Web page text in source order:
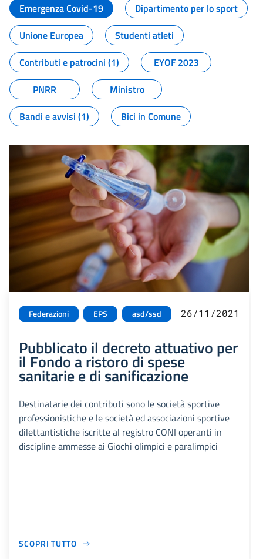
Emergenza Covid-19
Dipartimento per lo sport
Unione Europea
Studenti atleti
Contributi e patrocini (1)
EYOF 2023
PNRR
Ministro
Bandi e avvisi (1)
Bici in Comune
Federazioni EPS asd/ssd 26/11/2021
Pubblicato il decreto attuativo per
il Fondo a ristoro di spese
sanitarie e di sanificazione
Destinatarie dei contributi sono le società sportive
professionistiche e le società ed associazioni sportive
dilettantistiche iscritte al registro CONI operanti in
discipline ammesse ai Giochi olimpici e paralimpici
SCOPRI TUTTO